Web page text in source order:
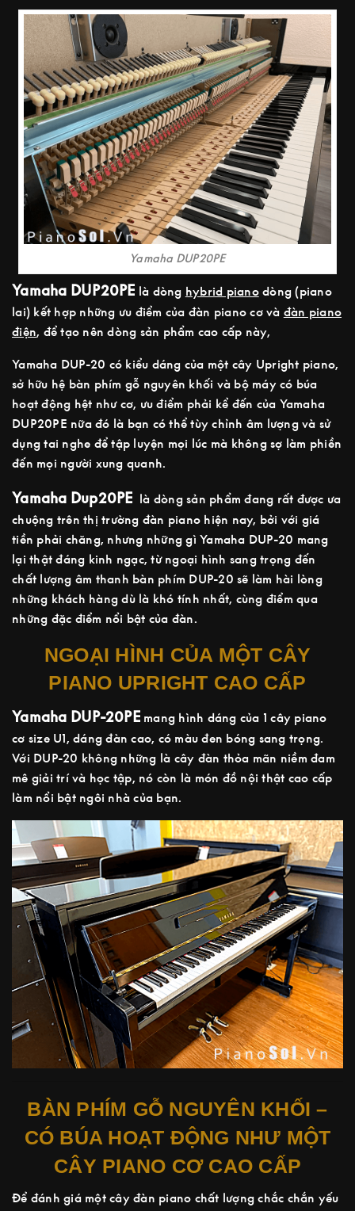
Yamaha DUP20PE
Yamaha DUP20PE là dòng hybrid pianodòng (piano
lai) kết hợp những ưu điểm của đàn piano cơ và đàn piano
điện, để tạo nên dòng sản phẩm cao cấp này,
Yamaha DUP-20 có kiểu dáng của một cây Upright piano,
sở hữu hệ bàn phím gỗ nguyên khối và bộ máy có búa
hoạt động hệt như cơ, ưu điểm phải kể đến của Yamaha
DUP20PE nữa đó là bạn có thể tùy chỉnh âm lượng và sử
dụng tai nghe để tập luyện mọi lúc mà không sợ làm phiền
đến mọi người xung quanh.
Yamaha Dup20PE là dòng sản phẩm đang rất được ưa
chuộng trên thị trường đàn piano hiện nay, bởi với giá
tiền phải chăng, nhưng những gì Yamaha DUP-20 mang
lại thật đáng kinh ngạc, từ ngoại hình sang trọng đến
chất lượng âm thanh bàn phím DUP-20 sẽ làm hài lòng
những khách hàng dù là khó tính nhất, cùng điểm qua
những đặc điểm nổi bật của đàn.
NGOẠI HÌNH CỦA MỘT CÂY
PIANO UPRIGHT CAO CẤP
Yamaha DUP-20PEmang hình dáng của 1 cây piano
cơ size U1, dáng đàn cao, có màu đen bóng sang trọng.
Với DUP-20 không những là cây đàn thỏa mãn niềm đam
mê giải trí và học tập, nó còn là món đồ nội thật cao cấp
làm nổi bật ngôi nhà của bạn.
BÀN PHÍM GỖ NGUYÊN KHỐI –
CÓ BÚA HOẠT ĐỘNG NHƯ MỘT
CÂY PIANO CƠ CAO CẤP
Để đánh giá một cây đàn piano chất lượng chắc chắn yếu